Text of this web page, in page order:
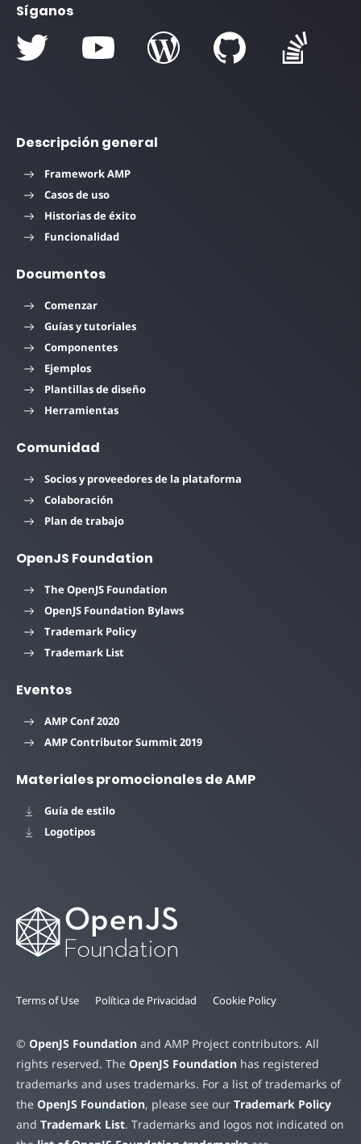
Síganos
Descripción general
Framework AMP
Casos de uso
Historias de éxito
Funcionalidad
Documentos
Comenzar
Guías y tutoriales
Componentes
Ejemplos
Plantillas de diseño
Herramientas
Comunidad
Socios y proveedores de la plataforma
Colaboración
Plan de trabajo
OpenJS Foundation
The OpenJS Foundation
OpenJS Foundation Bylaws
Trademark Policy
Trademark List
Eventos
AMP Conf 2020
AMP Contributor Summit 2019
Materiales promocionales de AMP
Guía de estilo
Logotipos
Terms of Use Política de Privacidad Cookie Policy
© OpenJS Foundation and AMP Project contributors. All
rights reserved. The OpenJS Foundation has registered
trademarks and uses trademarks. For a list of trademarks of
the OpenJS Foundation, please see our Trademark Policy
and Trademark List. Trademarks and logos not indicated on